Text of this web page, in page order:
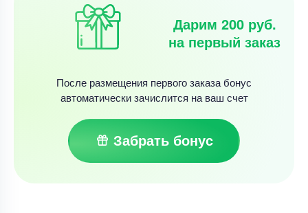
Дарим 200 руб.
на первый заказ
После размещения первого заказа бонус
автоматически зачислится на ваш счет
Забрать бонус